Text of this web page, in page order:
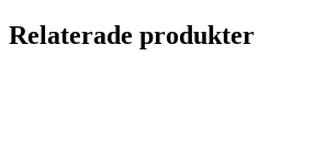
Relaterade produkter